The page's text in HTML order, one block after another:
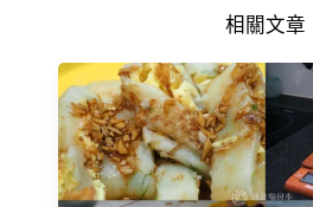
相關文章